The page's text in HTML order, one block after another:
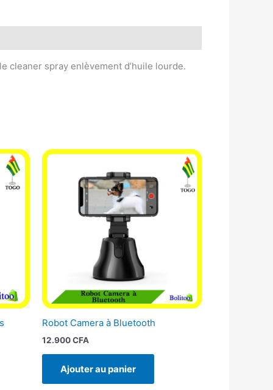
cleaner spray enlèvement d’huile lourde.
Robot Camera à Bluetooth
12.900CFA
Ajouter au panier